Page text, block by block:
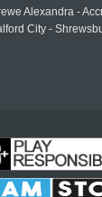
Alexandra -
City -